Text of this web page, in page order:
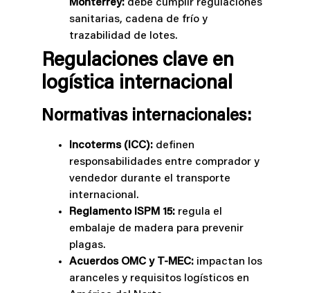
Monterrey: debe cumplir regulaciones
sanitarias, cadena de frío y
trazabilidad de lotes.
Regulaciones clave en
logística internacional
Normativas internacionales:
Incoterms (ICC): definen
responsabilidades entre comprador y
vendedor durante el transporte
internacional.
Reglamento ISPM 15: regula el
embalaje de madera para prevenir
plagas.
Acuerdos OMC y T-MEC: impactan los
aranceles y requisitos logísticos en